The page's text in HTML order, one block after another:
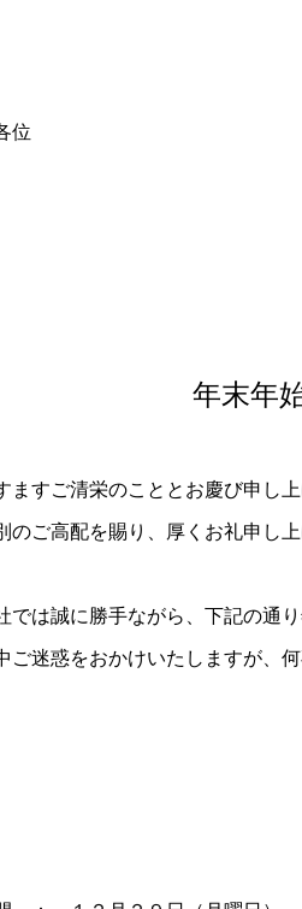
位
年末年
すご清栄のこととお慶び申し上
のご高配を賜り、厚くお礼申し上
では誠に勝手ながら、下記の通
ご迷惑をおかけいたしますが、